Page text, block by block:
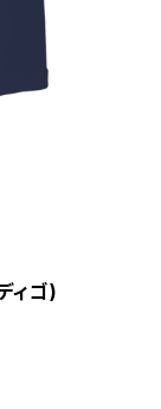
ィゴ)